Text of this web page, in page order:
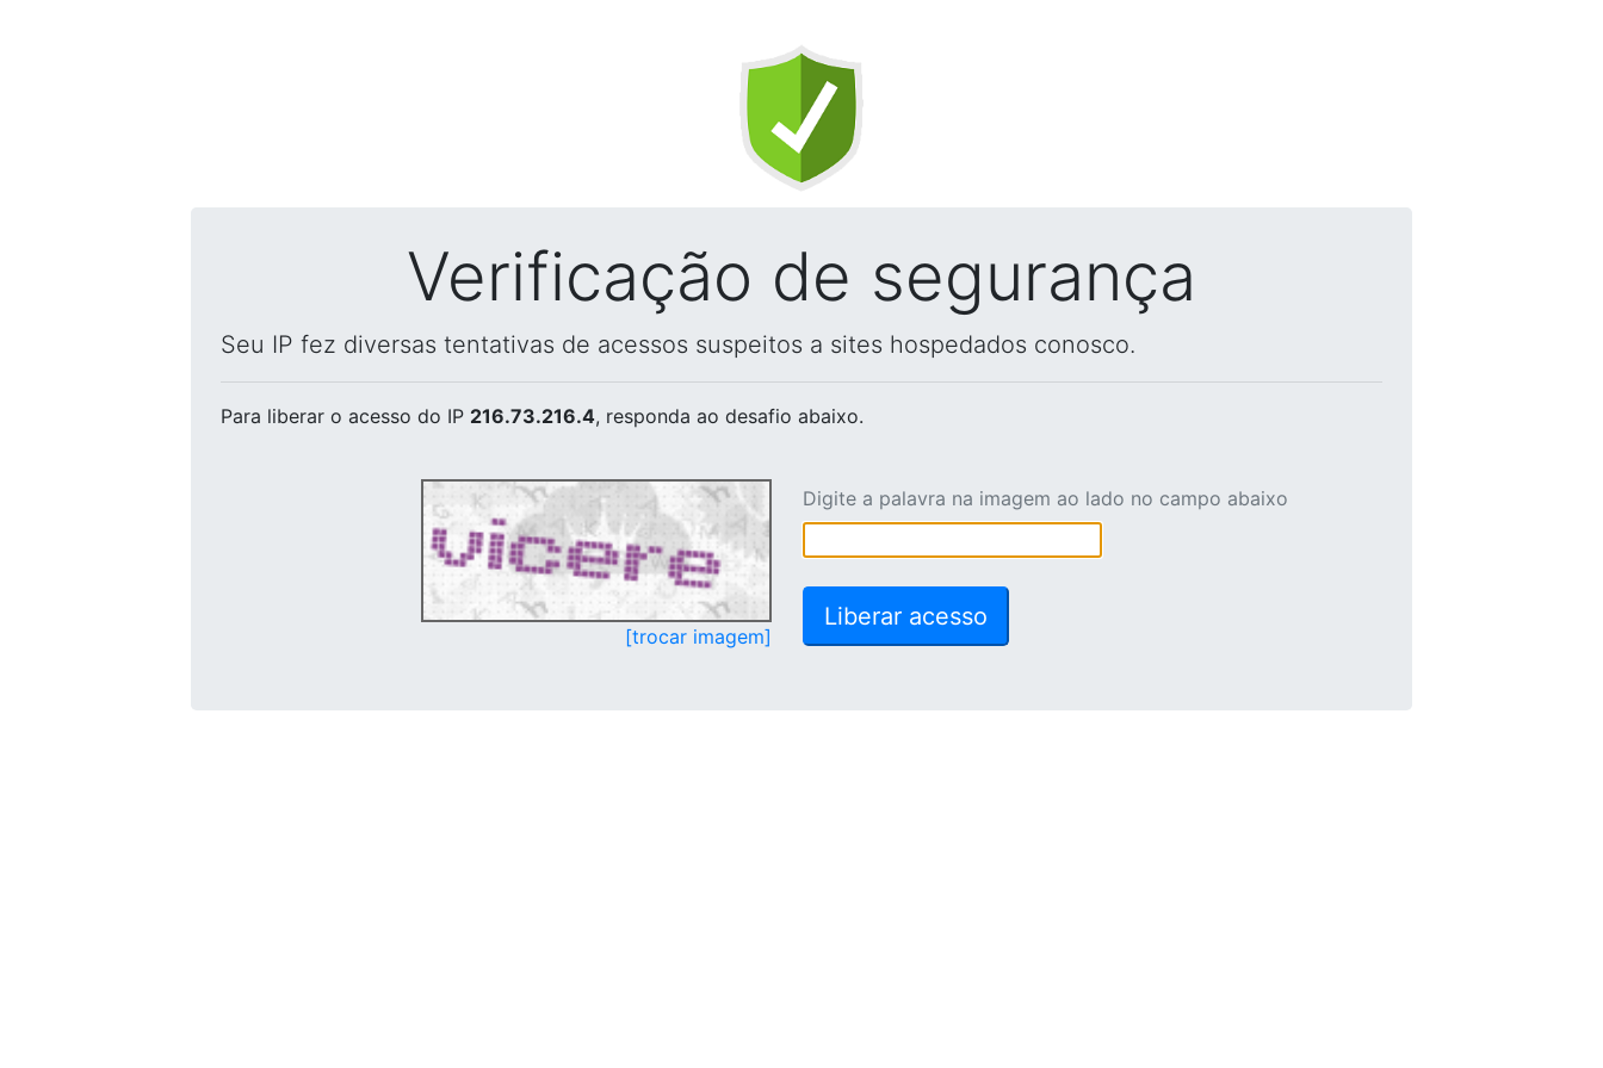
Verificação de segurança
Seu IP fez diversas tentativas de acessos suspeitos a sites hospedados conosco.
Para liberar o acesso do IP 216.73.216.4, responda ao desafio abaixo.
[trocar imagem]
Digite a palavra na imagem ao lado no campo abaixo